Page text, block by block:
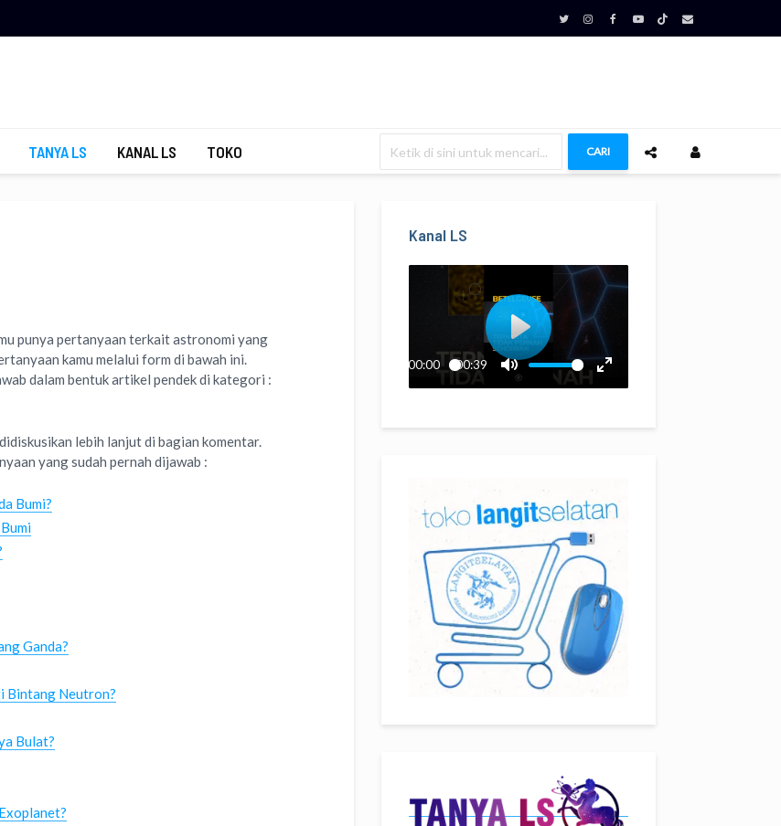
TANYA LS KANAL LS TOKO CARI
punya pertanyaan terkait astronomi yang
kamu melalui form di bawah ini.
dalam bentuk artikel pendek di kategori :
lebih lanjut di bagian komentar.
yang sudah pernah dijawab :
Bumi?
Ganda?
Bintang Neutron?
Bulat?
Kanal LS